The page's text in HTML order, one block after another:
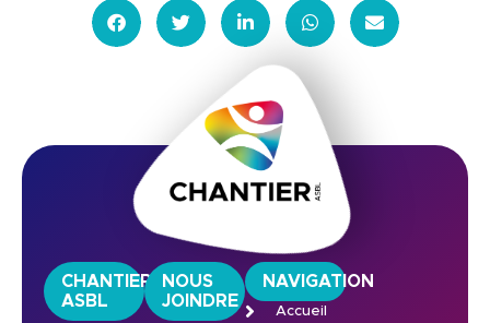
CHANTIER
ASBL
NOUS
JOINDRE
NAVIGATION
Accueil